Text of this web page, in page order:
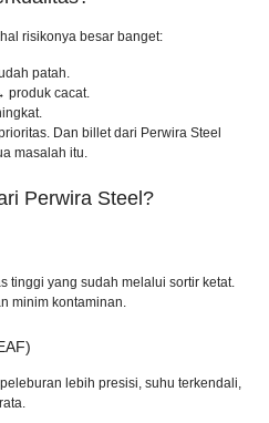
risikonya besar banget:
patah.
produk cacat.
Dan billet dari Perwira Steel
masalah itu.
Perwira Steel?
tinggi yang sudah melalui sortir ketat.
minim kontaminan.
lebih presisi, suhu terkendali,